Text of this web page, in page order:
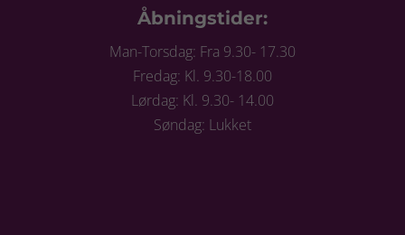
Åbningstider:
Man-Torsdag: Fra 9.30- 17.30
Fredag: Kl. 9.30-18.00
Lørdag: Kl. 9.30- 14.00
Søndag: Lukket